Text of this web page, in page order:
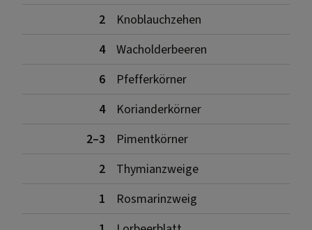
2
Knoblauchzehen
4
Wacholderbeeren
6
Pfefferkörner
4
Korianderkörner
2–3
Pimentkörner
2
Thymianzweige
1
Rosmarinzweig